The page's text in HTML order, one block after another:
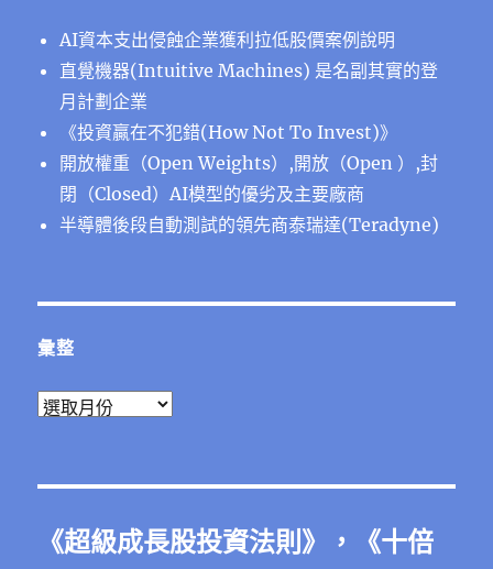
AI資本支出侵蝕企業獲利拉低股價案例說明
直覺機器(Intuitive Machines) 是名副其實的登
月計劃企業
《投資贏在不犯錯(How Not To Invest)》
開放權重（Open Weights）,開放（Open ）,封
閉（Closed）AI模型的優劣及主要廠商
半導體後段⾃動測試的領先商泰瑞達(Teradyne)
彙整
彙
《超級成長股投資法則》，《十倍